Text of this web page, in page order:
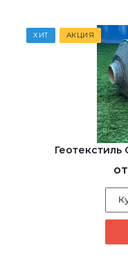
ХИТ АКЦИЯ
Геотекстиль
от